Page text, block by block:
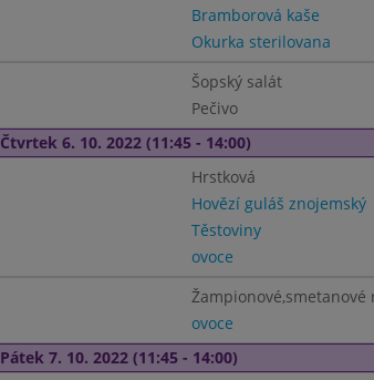
Bramborová kaše
Okurka sterilovana
Šopský salát
Pečivo
Čtvrtek 6. 10. 2022 (11:45 - 14:00)
Hrstková
Hovězí guláš znojemský
Těstoviny
ovoce
Žampionové,smetanové
ovoce
Pátek 7. 10. 2022 (11:45 - 14:00)